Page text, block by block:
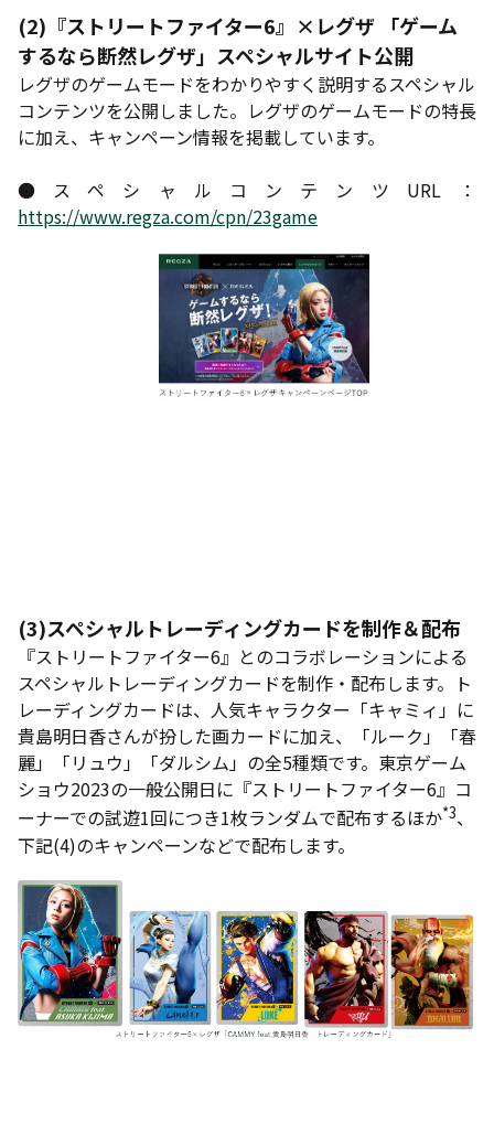
(2)『ストリートファイター6』×レグザ 「ゲーム
するなら断然レグザ」スペシャルサイト公開
レグザのゲームモードをわかりやすく説明するスペシャル
コンテンツを公開しました。レグザのゲームモードの特長
に加え、キャンペーン情報を掲載しています。
●スペシャルコンテンツURL：
https://www.regza.com/cpn/23game
(3)スペシャルトレーディングカードを制作＆配布
『ストリートファイター6』とのコラボレーションによる
スペシャルトレーディングカードを制作・配布します。ト
レーディングカードは、人気キャラクター「キャミィ」に
貴島明日香さんが扮した画カードに加え、「ルーク」「春
麗」「リュウ」「ダルシム」の全5種類です。東京ゲーム
ショウ2023の一般公開日に『ストリートファイター6』コ
ーナーでの試遊1回につき1枚ランダムで配布するほか*3、
下記(4)のキャンペーンなどで配布します。